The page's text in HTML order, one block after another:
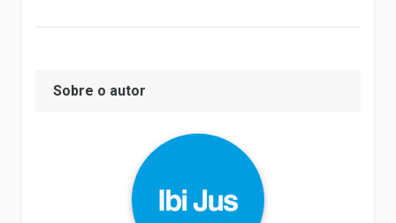
Sobre o autor